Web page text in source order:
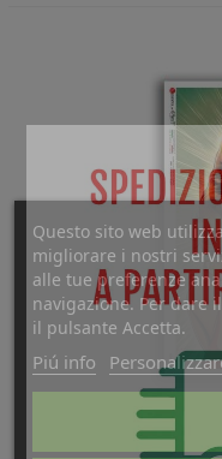
COMICS-
Questo sito web
migliorare i nostri
alle tue preferenze
navigazione. Per dare
il pulsante Accetta.
Piú info